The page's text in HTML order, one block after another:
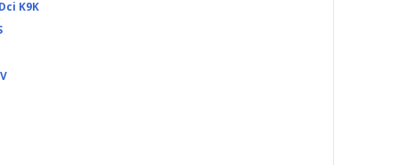
K9K